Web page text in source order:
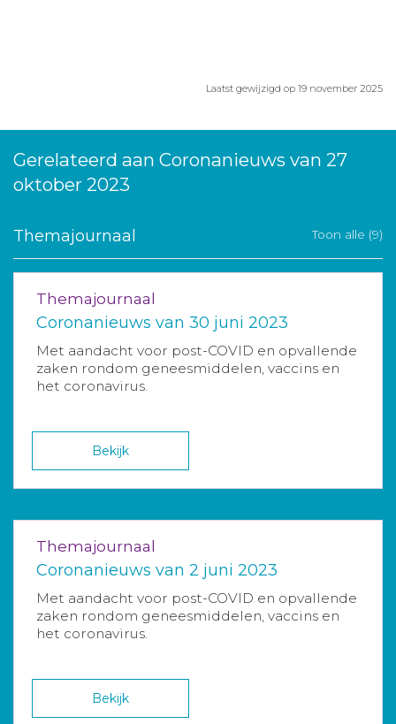
Laatst gewijzigd op 19 november 2025
Gerelateerd aan Coronanieuws van 27
oktober 2023
Themajournaal Toon alle (9)
Themajournaal
Coronanieuws van 30 juni 2023
Met aandacht voor post-COVID en opvallende
zaken rondom geneesmiddelen, vaccins en
het coronavirus.
Bekijk
Themajournaal
Coronanieuws van 2 juni 2023
Met aandacht voor post-COVID en opvallende
zaken rondom geneesmiddelen, vaccins en
het coronavirus.
Bekijk